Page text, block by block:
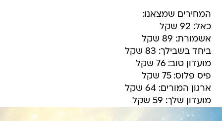
המחירים שמצאנו:
כאל: 92 שקל
אשמורת: 89 שקל
ביחד בשבילך: 83 שקל
מועדון טוב: 76 שקל
פיס פלוס: 75 שקל
ארגון המורים: 64 שקל
מועדון שלך: 59 שקל